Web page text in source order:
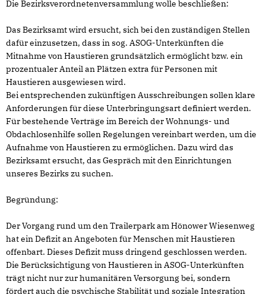
Die Bezirksverordnetenversammlung wolle beschließen:
Das Bezirksamt wird ersucht, sich bei den zuständigen Stellen
dafür einzusetzen, dass in sog. ASOG-Unterkünften die
Mitnahme von Haustieren grundsätzlich ermöglicht bzw. ein
prozentualer Anteil an Plätzen extra für Personen mit
Haustieren ausgewiesen wird.
Bei entsprechenden zukünftigen Ausschreibungen sollen klare
Anforderungen für diese Unterbringungsart definiert werden.
Für bestehende Verträge im Bereich der Wohnungs- und
Obdachlosenhilfe sollen Regelungen vereinbart werden, um die
Aufnahme von Haustieren zu ermöglichen. Dazu wird das
Bezirksamt ersucht, das Gespräch mit den Einrichtungen
unseres Bezirks zu suchen.
Begründung:
Der Vorgang rund um den Trailerpark am Hönower Wiesenweg
hat ein Defizit an Angeboten für Menschen mit Haustieren
offenbart. Dieses Defizit muss dringend geschlossen werden.
Die Berücksichtigung von Haustieren in ASOG-Unterkünften
trägt nicht nur zur humanitären Versorgung bei, sondern
fördert auch die psychische Stabilität und soziale Integration